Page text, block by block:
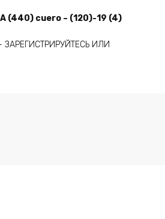
(440) cuero – (120)-19 (4)
ЗАРЕГИСТРИРУЙТЕСЬ ИЛИ